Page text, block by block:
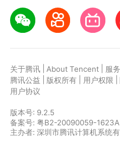
关于腾讯 About Tencent 服
腾讯公益
版权所有 用户权限
用户协议
版本号: 9.2.5
备案号: 粤B2-20090059-1623A
主办者: 深圳市腾讯计算机系统